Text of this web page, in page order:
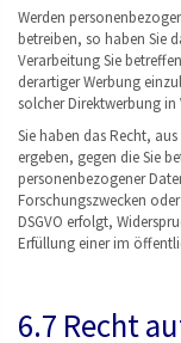
Werden
betreiben, so haben Sie
Verarbeitung Sie
derartiger Werbung
solcher Direktwerbung in
Sie haben das Recht,
ergeben, gegen die Sie
personenbezogener
Forschungszwecken
DSGVO erfolgt,
Erfüllung einer im
6.7 Recht